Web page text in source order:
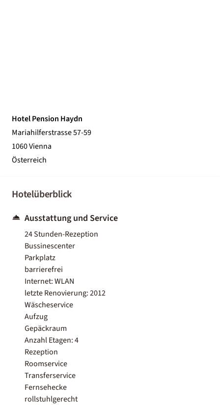
Hotel Pension Haydn
Mariahilferstrasse 57-59
1060 Vienna
Österreich
Hotelüberblick
Ausstattung und Service
24 Stunden-Rezeption
Bussinescenter
Parkplatz
barrierefrei
Internet: WLAN
letzte Renovierung: 2012
Wäscheservice
Aufzug
Gepäckraum
Anzahl Etagen: 4
Rezeption
Roomservice
Transferservice
Fernsehecke
rollstuhlgerecht